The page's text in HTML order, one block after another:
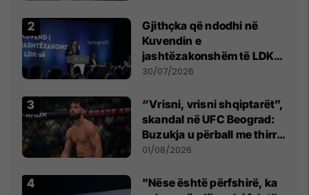
Gjithçka që ndodhi në
Kuvendin e
jashtëzakonshëm të LDK-
së
30/07/2026
“Vrisni, vrisni shqiptarët”,
skandal në UFC Beograd:
Buzukja u përball me thirrje
anti-shqiptare nga
01/08/2026
"Nëse është përfshirë, ka